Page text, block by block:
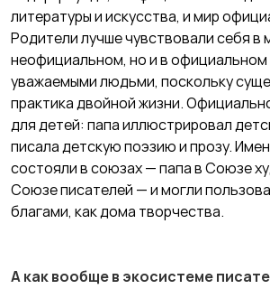
литературы и искусства, и мир
Родители лучше чувствовали себя в
неофициальном, но и в
уважаемыми людьми, поскольку
практика двойной жизни.
для детей: папа иллюстрировал
писала детскую поэзию и прозу.
состояли в союзах — папа в Союзе
Союзе писателей — и могли
благами, как дома творчества.
А как вообще в экосистеме